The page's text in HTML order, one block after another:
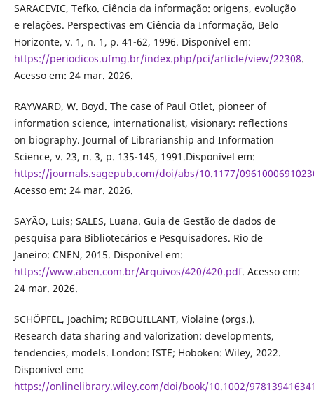
SARACEVIC, Tefko. Ciência da informação: origens, evolução
e relações. Perspectivas em Ciência da Informação, Belo
Horizonte, v. 1, n. 1, p. 41-62, 1996. Disponível em:
https://periodicos.ufmg.br/index.php/pci/article/view/22308.
Acesso em: 24 mar. 2026.
RAYWARD, W. Boyd. The case of Paul Otlet, pioneer of
information science, internationalist, visionary: reflections
on biography. Journal of Librarianship and Information
Science, v. 23, n. 3, p. 135-145, 1991.Disponível em:
https://journals.sagepub.com/doi/abs/10.1177/
Acesso em: 24 mar. 2026.
SAYÃO, Luis; SALES, Luana. Guia de Gestão de dados de
pesquisa para Bibliotecários e Pesquisadores. Rio de
Janeiro: CNEN, 2015. Disponível em:
https://www.aben.com.br/Arquivos/420/420.pdf. Acesso em:
24 mar. 2026.
SCHÖPFEL, Joachim; REBOUILLANT, Violaine (orgs.).
Research data sharing and valorization: developments,
tendencies, models. London: ISTE; Hoboken: Wiley, 2022.
Disponível em:
https://onlinelibrary.wiley.com/doi/book/10.1002/